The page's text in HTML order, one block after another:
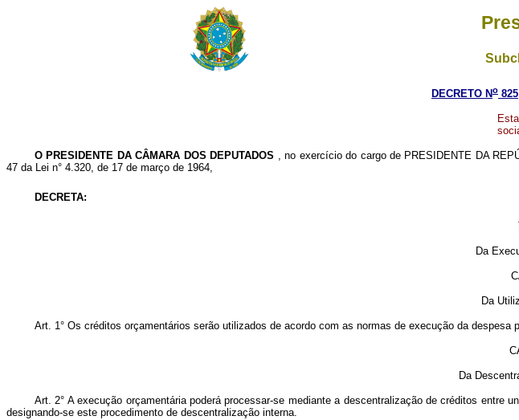
DECRETO No
O PRESIDENTE DA CÂMARA DOS DEPUTADOS , no exercício do cargo de PRESIDENTE DA
47 da Lei n° 4.320, de 17 de março de 1964,
DECRETA:
Da
Da
Art. 1° Os créditos orçamentários serão utilizados de acordo com as normas de execução da
Da
Art. 2° A execução orçamentária poderá processar-se mediante a descentralização de créditos
designando-se este procedimento de descentralização interna.